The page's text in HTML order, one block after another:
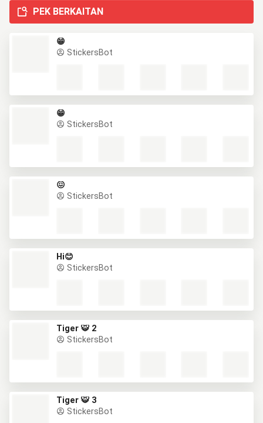
PEK BERKAITAN
😁
StickersBot
😁
StickersBot
😖
StickersBot
Hi😊
StickersBot
Tiger 🐯 2
StickersBot
Tiger 🐯 3
StickersBot